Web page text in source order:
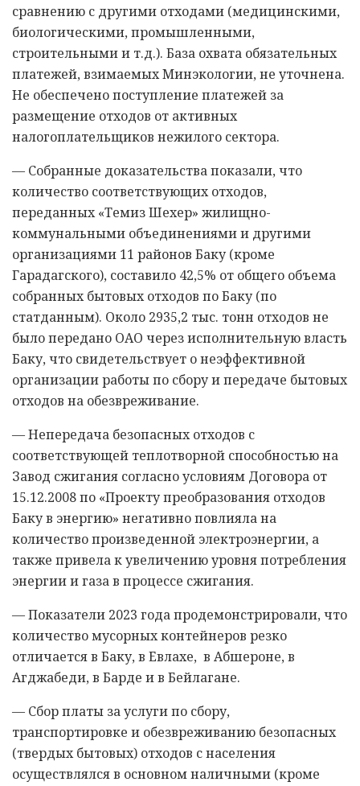
сравнению с другими отходами (медицинскими,
биологическими, промышленными,
строительными и т.д.). База охвата обязательных
платежей, взимаемых Минэкологии, не уточнена.
Не обеспечено поступление платежей за
размещение отходов от активных
налогоплательщиков нежилого сектора.
— Собранные доказательства показали, что
количество соответствующих отходов,
переданных «Темиз Шехер» жилищно-
коммунальными объединениями и другими
организациями 11 районов Баку (кроме
Гарадагского), составило 42,5% от общего объема
собранных бытовых отходов по Баку (по
статданным). Около 2935,2 тыс. тонн отходов не
было передано ОАО через исполнительную власть
Баку, что свидетельствует о неэффективной
организации работы по сбору и передаче бытовых
отходов на обезвреживание.
— Непередача безопасных отходов с
соответствующей теплотворной способностью на
Завод сжигания согласно условиям Договора от
15.12.2008 по «Проекту преобразования отходов
Баку в энергию» негативно повлияла на
количество произведенной электроэнергии, а
также привела к увеличению уровня потребления
энергии и газа в процессе сжигания.
— Показатели 2023 года продемонстрировали, что
количество мусорных контейнеров резко
отличается в Баку, в Евлахе, в Абшероне, в
Агджабеди, в Барде и в Бейлагане.
— Сбор платы за услуги по сбору,
транспортировке и обезвреживанию безопасных
(твердых бытовых) отходов с населения
осуществлялся в основном наличными (кроме